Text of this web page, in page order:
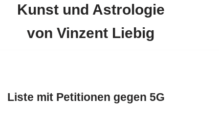
Kunst und Astrologie
von Vinzent Liebig
Liste mit Petitionen gegen 5G